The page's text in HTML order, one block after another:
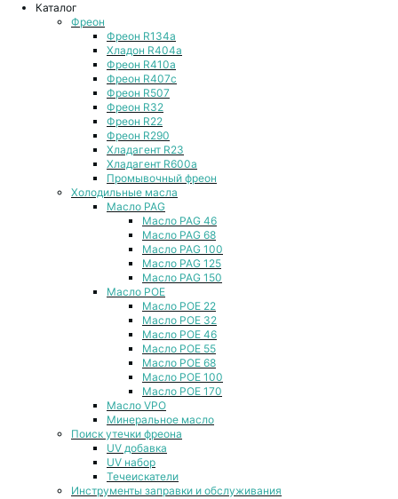
Каталог
Фреон
Фреон R134a
Хладон R404a
Фреон R410a
Фреон R407с
Фреон R507
Фреон R32
Фреон R22
Фреон R290
Хладагент R23
Хладагент R600a
Промывочный фреон
Холодильные масла
Масло PAG
Масло PAG 46
Масло PAG 68
Масло PAG 100
Масло PAG 125
Масло PAG 150
Масло POE
Масло POE 22
Масло POE 32
Масло POE 46
Масло POE 55
Масло POE 68
Масло POE 100
Масло POE 170
Масло VPO
Минеральное масло
Поиск утечки фреона
UV добавка
UV набор
Течеискатели
Инструменты заправки и обслуживания